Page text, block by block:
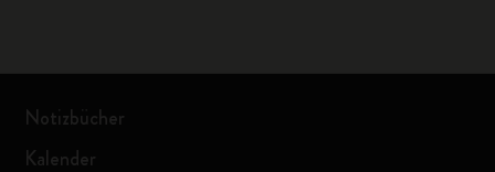
Notizbücher
Kalender